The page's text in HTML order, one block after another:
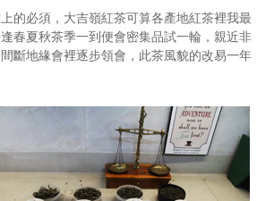
的必須，大吉嶺紅茶可算各產地紅茶裡我最
春夏秋茶季一到便會密集品試一輪，親近非
斷地緣會裡逐步領會，此茶風貌的改易一年